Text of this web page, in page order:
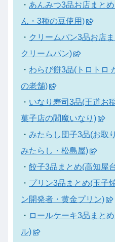
・ あんみつ3品お店まと
ん・3種の豆使用)
・ クリームパン3品お店
クリームパン)
・ わらび餅3品(トロトロ
の老舗)
・ いなり寿司3品(王道お
菓子店の閻魔いなり)
・ みたらし団子3品(お取
みたらし・松島屋)
・ 餃子3品まとめ(高知屋
・ プリン3品まとめ(玉子
ン開発者・黄金プリン)
・ ロールケーキ3品まと
ル)